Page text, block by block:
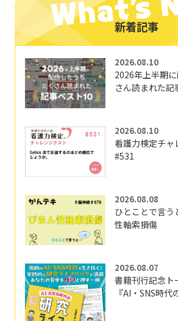
新着記事
2026.08.10
2026年上半期
さん読まれた記
2026.08.10
看護力検定チャ
#531
2026.08.08
ひとことで言
性軸索損傷
2026.08.07
書籍刊行記念ト
『AI・SNS時